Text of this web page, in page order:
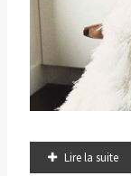
Lire la suite